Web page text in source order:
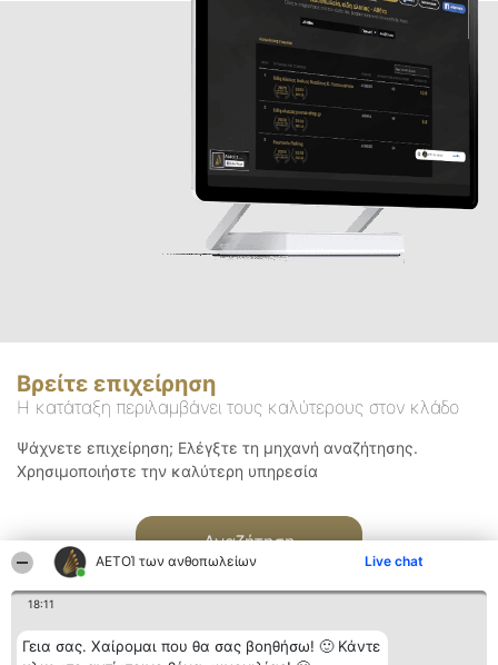
ΑΕΤΟΊ των ανθοπωλείων Live chat
18:11
Γεια σας. Χαίρομαι που θα σας βοηθήσω! 🙂 Κάντε
Βρείτε επιχείρηση
Η κατάταξη περιλαμβάνει τους καλύτερους στον κλάδο
Ψάχνετε επιχείρηση; Ελέγξτε τη μηχανή αναζήτησης.
Χρησιμοποιήστε την καλύτερη υπηρεσία
Αναζήτηση